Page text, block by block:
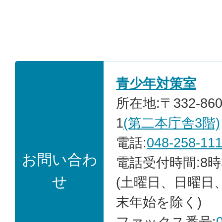
お問い合わ
せ
青少年対策室
所在地:〒332-
1(第二本庁舎3階)
電話:048-258-
電話受付時間:8
(土曜日、日曜日
末年始を除く)